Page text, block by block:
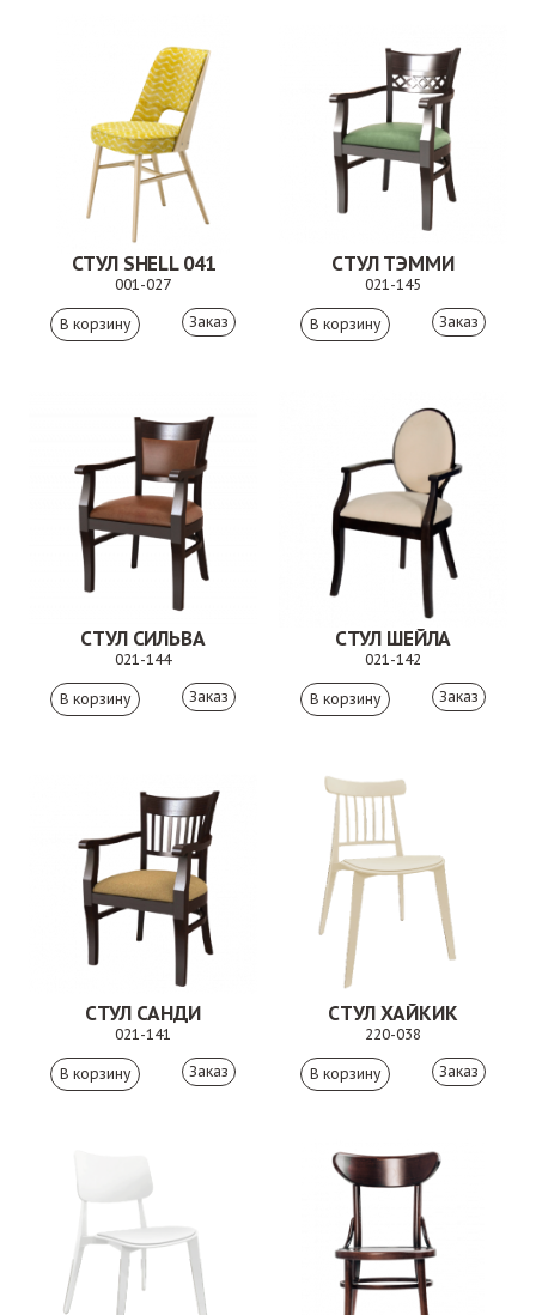
СТУЛ SHELL 041
001-027
Заказ
СТУЛ ТЭММИ
021-145
Заказ
СТУЛ СИЛЬВА
021-144
Заказ
СТУЛ ШЕЙЛА
021-142
Заказ
СТУЛ САНДИ
021-141
Заказ
СТУЛ ХАЙКИК
220-038
Заказ